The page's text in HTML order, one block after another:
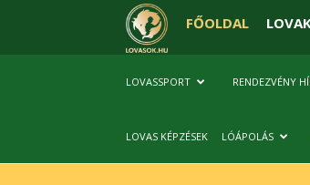
FŐOLDAL
LOVASSPORT RENDEZVÉNY
LOVAS KÉPZÉSEK LÓÁPOLÁS